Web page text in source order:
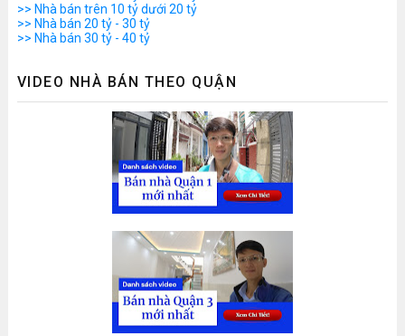
>> Nhà bán trên 10 tỷ dưới 20 tỷ
>> Nhà bán 20 tỷ - 30 tỷ
>> Nhà bán 30 tỷ - 40 tỷ
VIDEO NHÀ BÁN THEO QUẬN